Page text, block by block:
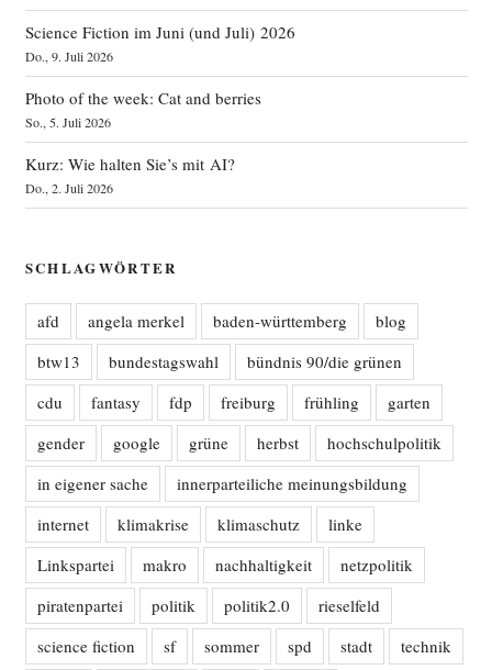
Science Fiction im Juni (und Juli) 2026
Do., 9. Juli 2026
Photo of the week: Cat and berries
So., 5. Juli 2026
Kurz: Wie halten Sie’s mit AI?
Do., 2. Juli 2026
SCHLAGWÖRTER
afd angela merkel baden-württemberg
blog
btw13
bundestagswahl
bündnis 90/die grünen
cdu
fantasy fdp freiburg frühling
garten
gender
google grüne herbst
hochschulpolitik
in eigener sache
innerparteiliche meinungsbildung
internet
klimakrise klimaschutz
linke
Linkspartei
makro nachhaltigkeit
netzpolitik
piratenpartei
politik politik2.0
rieselfeld
science fiction
sf sommer spd stadt technik